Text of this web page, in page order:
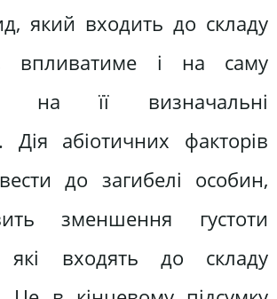
який входить до складу
впливатиме і на саму
на її визначальні
Дія абіотичних факторів
до загибелі особин,
зменшення густоти
які входять до складу